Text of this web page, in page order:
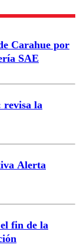
Carahue por
SAE
revisa la
Alerta
fin de la